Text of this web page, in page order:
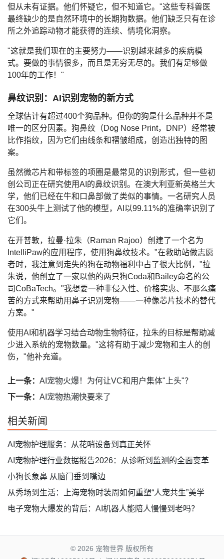
但从未有证据。他们怀疑它，但不知道它。"这些专科兽医
最终缺少的是自然环境中的长期狗数据。他们缺乏只有在诊
所之外追踪动物才能获得的连续、情境化洞察。
"这就是我们现在的主要努力——识别越来越多的疾病模
式。要做的事情很多，而且是无穷无尽的。我们有足够做
100年的工作！"
鼻纹识别：AI识别宠物的新方式
全球估计有超过400个狗品种。但你的狗是什么品种并不是
唯一的区分因素。狗鼻纹（Dog Nose Print，DNP）经常被
比作指纹，因为它们由线条和褶皱组成，创造出独特的图
案。
虽然微芯片和带标签的项圈是最常见的识别形式，但一些初
创公司正在研究使用AI的鼻纹识别。在澳大利亚新英格兰大
学，他们已经在牛和口鼻部做了类似的事情。一名研究人员
在300头牛上测试了他的模型，AI以99.11%的准确率识别了
它们。
在开普敦，拉曼·拉朱（Raman Rajoo）创建了一个名为
IntelliPaw的应用程序，使用狗鼻纹技术。"在救助站做志愿
者时，我注意到走失的狗在动物福利中占了很大比例，"拉
朱说，他创立了一家以他的两只狗Coda和Bailey命名的公
司CoBaTech。"我想要一种非侵入性、价格实惠、不那么痛
苦的方式来帮助用鼻子识别宠物——一种像芯片技术的替代
方案。"
使用AI和机器学习结合动物生物特征，拉朱的目标是帮助减
少进入系统的宠物数量。"这将有助于减少宠物和主人的创
伤，"他补充道。
上一条： AI宠物火爆！为何让VC和用户集体"上头"？
下一条： AI宠物热潮快要来了
相关新闻
AI宠物护理服务：从花哨设备到真正关怀
AI宠物护理行业数据报告2026：从诊断到监测的全面变革
小狗长象鼻 从脑门垂到嘴边
从秀场到生活：上海宠物时装周如何重塑“人宠共生”美学
电子宠物大爆发的背后：AI机器人能陪人慢慢到老吗？
© 2026 宠物世界 版权所有